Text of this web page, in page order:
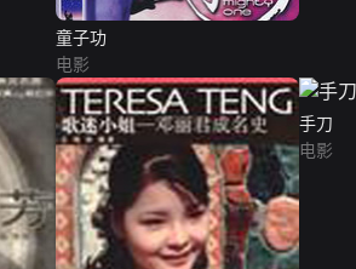
童子功
电影
手刀
电影